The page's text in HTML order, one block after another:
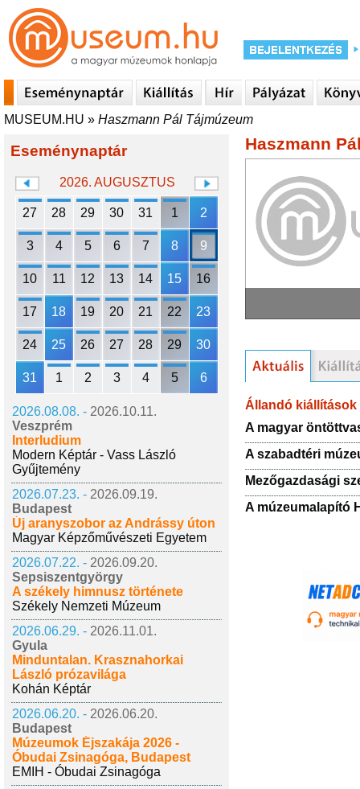
MUSEUM.HU » Haszmann Pál Tájmúzeum
Eseménynaptár
2026. AUGUSZTUS
27 28 29 30 31 1 2
3 4 5 6 7 8 9
10 11 12 13 14 15 16
17 18 19 20 21 22 23
24 25 26 27 28 29 30
31 1 2 3 4 5 6
2026.08.08. - 2026.10.11.
Veszprém
Interludium
Modern Képtár - Vass László
Gyűjtemény
2026.07.23. - 2026.09.19.
Budapest
Új aranyszobor az Andrássy úton
Magyar Képzőművészeti Egyetem
2026.07.22. - 2026.09.20.
Sepsiszentgyörgy
A székely himnusz története
Székely Nemzeti Múzeum
2026.06.29. - 2026.11.01.
Gyula
Minduntalan. Krasznahorkai
László prózavilága
Kohán Képtár
2026.06.20. - 2026.06.20.
Budapest
Múzeumok Éjszakája 2026 -
Óbudai Zsinagóga, Budapest
EMIH - Óbudai Zsinagóga
Haszmann
Állandó kiállítások
A magyar
A szabadtéri
Mezőgazdasági
A múzeumalapító